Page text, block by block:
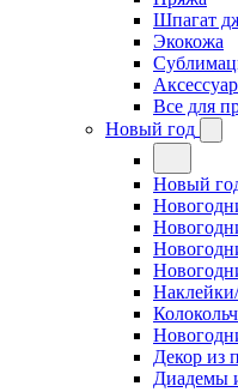
Шпагат
Экокожа
Все для
Новый год
Новый
Декор из
Диадемы